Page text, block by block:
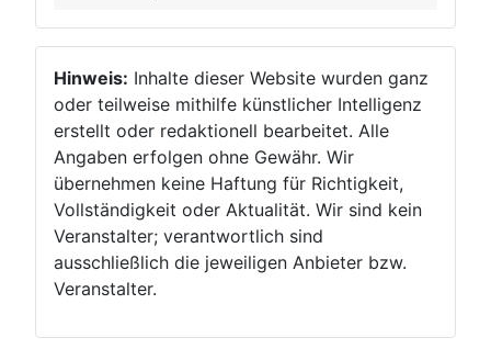
Hinweis: Inhalte dieser Website wurden ganz
oder teilweise mithilfe künstlicher Intelligenz
erstellt oder redaktionell bearbeitet. Alle
Angaben erfolgen ohne Gewähr. Wir
übernehmen keine Haftung für Richtigkeit,
Vollständigkeit oder Aktualität. Wir sind kein
Veranstalter; verantwortlich sind
ausschließlich die jeweiligen Anbieter bzw.
Veranstalter.